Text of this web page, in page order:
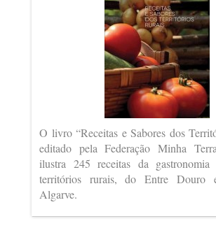
O livro “Receitas e Sabores dos
editado pela Federação Minha
ilustra 245 receitas da
territórios rurais, do Entre Douro
Algarve.